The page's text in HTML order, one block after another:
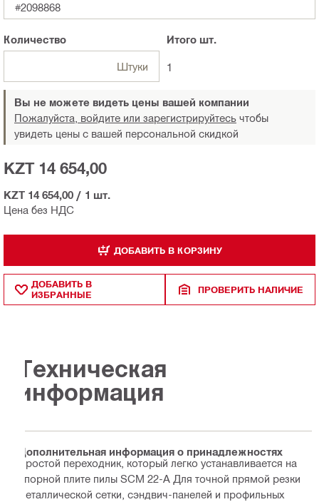
#2098868
Количество
Штуки
Итого шт.
1
Вы не можете видеть цены вашей компании
Пожалуйста, войдите или зарегистрируйтесь чтобы
увидеть цены с вашей персональной скидкой
Цена без НДС
KZT 14 654,00
KZT 14 654,00 / 1 шт.
ДОБАВИТЬ В КОРЗИНУ
ДОБАВИТЬ В
ИЗБРАННЫЕ
ПРОВЕРИТЬ НАЛИЧИЕ
Техническая
информация
Дополнительная информация о принадлежностях
Простой переходник, который легко устанавливается на
опорной плите пилы SCM 22-A Для точной прямой резки
металлической сетки, сэндвич-панелей и профильных